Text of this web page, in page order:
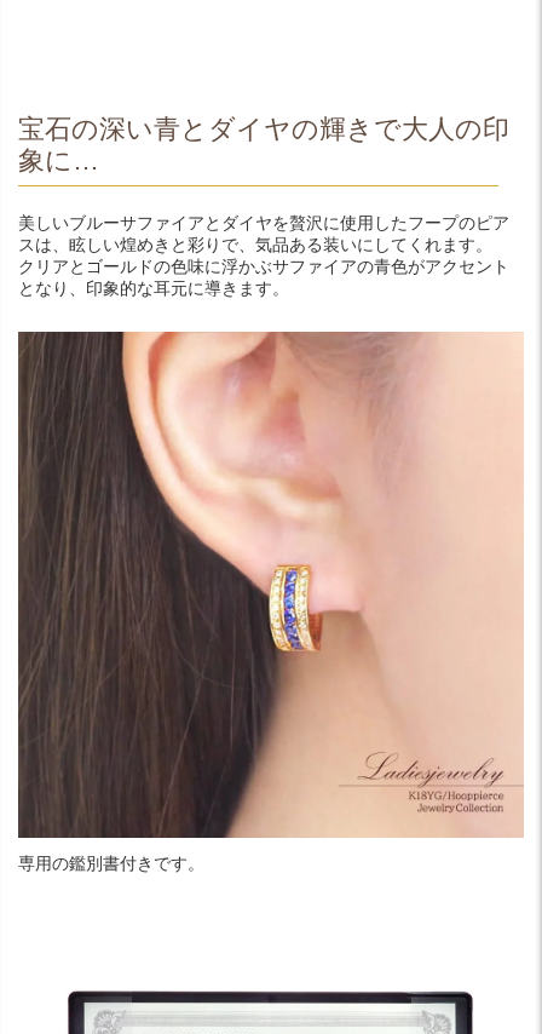
宝石の深い青とダイヤの輝きで大人の印
象に…
美しいブルーサファイアとダイヤを贅沢に使用したフープのピア
スは、眩しい煌めきと彩りで、気品ある装いにしてくれます。
クリアとゴールドの色味に浮かぶサファイアの青色がアクセント
となり、印象的な耳元に導きます。
専用の鑑別書付きです。